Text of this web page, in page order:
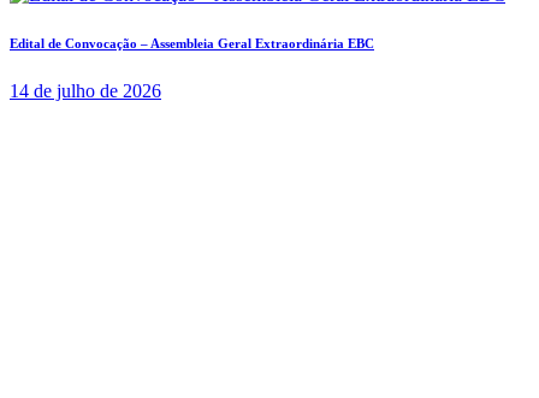
Edital de Convocação – Assembleia Geral Extraordinária EBC
14 de julho de 2026